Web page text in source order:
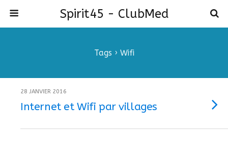
Spirit45 - ClubMed
Tags › Wifi
28 JANVIER 2016
Internet et Wifi par villages